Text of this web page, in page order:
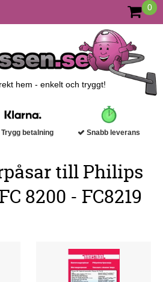
0
hem - enkelt och tryggt!
Trygg betalning Snabb leverans
till Philips
8200 - FC8219